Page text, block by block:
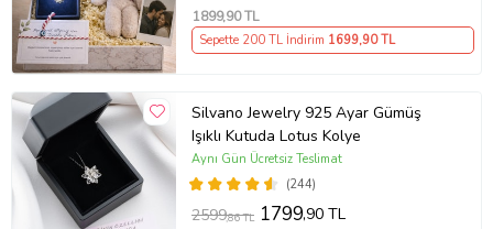
1899,90 TL
Sepette 200 TL İndirim 1699,90 TL
Silvano Jewelry 925 Ayar Gümüş
Işıklı Kutuda Lotus Kolye
(244)
Aynı Gün Ücretsiz Teslimat
2599,86 TL 1799,90 TL